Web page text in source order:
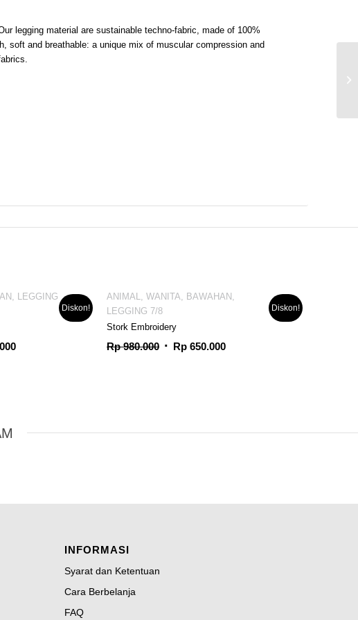
legging material are sustainable techno-fabric, made of 100%
soft and breathable: a unique mix of muscular compression and
LEGGING
Harga
Diskon!
ANIMAL, WANITA, BAWAHAN,
LEGGING 7/8
Stork Embroidery
Rp980.000 Harga
Rp 650.000Harga
Diskon!
INFORMASI
Syarat dan Ketentuan
Cara Berbelanja
FAQ